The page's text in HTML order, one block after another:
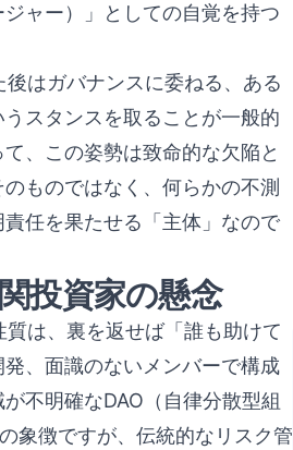
ャー）」としての自覚を持つ
はガバナンスに委ねる、ある
スタンスを取ることが一般的
、この姿勢は致命的な欠陥と
ものではなく、何らかの不測
任を果たせる「主体」なので
投資家の懸念
は、裏を返せば「誰も助けて
、面識のないメンバーで構成
不明確なDAO（自律分散型組
象徴ですが、伝統的なリスク管